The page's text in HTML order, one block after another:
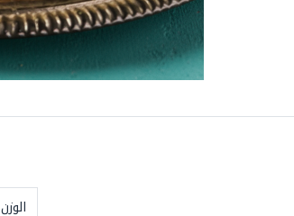
الوزن